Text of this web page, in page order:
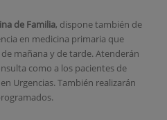
de Familia, dispone también de
en medicina primaria que
mañana y de tarde. Atenderán
como a los pacientes de
Urgencias. También realizarán